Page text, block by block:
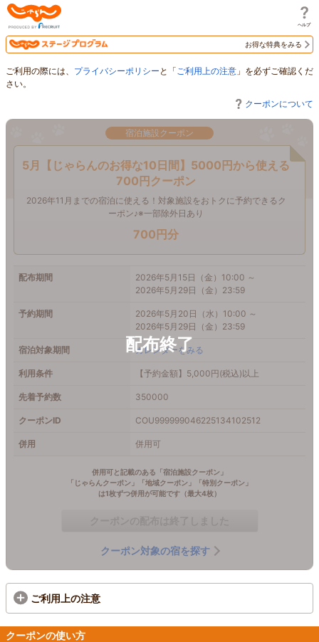
お得な特典をみる
ご利用の際には、 プライバシーポリシー と「ご利用上の注意 」を必ずご確認くだ
さい。
クーポンについて
宿泊施設クーポン
5月【じゃらんのお得な10日間】5000円から使える
700円クーポン
2026年11月までの宿泊に使える！対象施設をおトクに予約できるク
ーポン♪※一部除外日あり
700円分
配布期間
2026年5月15日（金）10:00 ～
2026年5月29日（金）23:59
予約期間
2026年5月20日（水）10:00 ～
2026年5月29日（金）23:59
宿泊対象期間 カレンダーをみる
利用条件 【予約金額】5,000円(税込)以上
先着予約数 350000
クーポンID COU999999046225134102512
併用 併用可
併用可と記載のある「宿泊施設クーポン」
「じゃらんクーポン」「地域クーポン」「特別クーポン」
は1枚ずつ併用が可能です（最大4枚）
クーポン対象の宿を探す
ご利用上の注意
クーポンの使い方